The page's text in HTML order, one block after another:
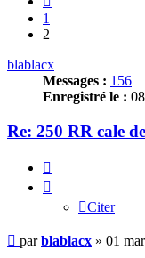
1
2
blablacx
Messages : 156
Enregistré le :
Re: 250 RR cale
Citer
Message
parblablacx » 01